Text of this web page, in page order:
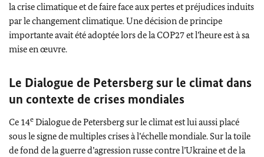
la crise climatique et de faire face aux pertes et préjudices induits
par le changement climatique. Une décision de principe
importante avait été adoptée lors de la COP27 et l’heure est à sa
mise en œuvre.
Le Dialogue de Petersbergsur le climat dans
un contexte de crises mondiales
Ce 14eDialogue dePetersbergsur le climat est lui aussi placé
sous le signe de multiples crises à l’échelle mondiale. Sur la toile
de fond de la guerre d’agression russe contre l’Ukraine et de la